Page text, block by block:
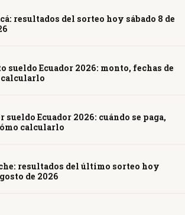
resultados del sorteo hoy sábado 8 de
sueldo Ecuador 2026: monto, fechas de
calcularlo
sueldo Ecuador 2026: cuándo se paga,
calcularlo
resultados del último sorteo hoy
de 2026